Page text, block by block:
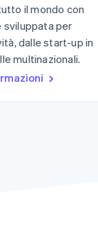
Climate
Rimozione del
Identity
Verifica online
il mondo con
sviluppata per
dalle start-up in
multinazionali.